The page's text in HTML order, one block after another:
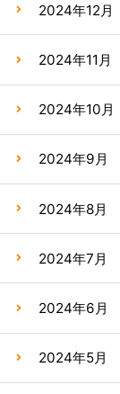
2024年12月
2024年11月
2024年10月
2024年9月
2024年8月
2024年7月
2024年6月
2024年5月